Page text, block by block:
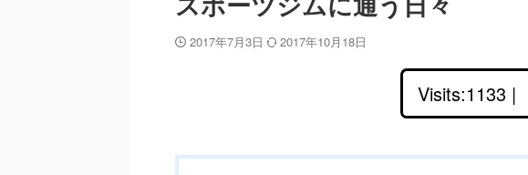
スポーツジムに通う日々
2017年7月3日 2017年10月18日
Visits:1133 |